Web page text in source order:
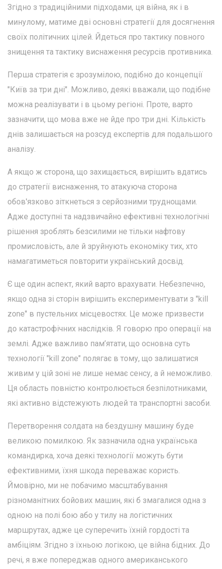
Згідно з традиційними підходами, ця війна, як і в
минулому, матиме дві основні стратегії для досягнення
своїх політичних цілей. Йдеться про тактику повного
знищення та тактику виснаження ресурсів противника.
Перша стратегія є зрозумілою, подібно до концепції
"Київ за три дні". Можливо, деякі вважали, що подібне
можна реалізувати і в цьому регіоні. Проте, варто
зазначити, що мова вже не йде про три дні. Кількість
днів залишається на розсуд експертів для подальшого
аналізу.
А якщо ж сторона, що захищається, вирішить вдатись
до стратегії виснаження, то атакуюча сторона
обов'язково зіткнеться з серйозними труднощами.
Адже доступні та надзвичайно ефективні технологічні
рішення зроблять безсилими не тільки нафтову
промисловість, але й зруйнують економіку тих, хто
намагатиметься повторити український досвід.
Є ще один аспект, який варто врахувати. Небезпечно,
якщо одна зі сторін вирішить експериментувати з "kill
zone" в пустельних місцевостях. Це може призвести
до катастрофічних наслідків. Я говорю про операції на
землі. Адже важливо пам’ятати, що основна суть
технології "kill zone" полягає в тому, що залишатися
живим у цій зоні не лише немає сенсу, а й неможливо.
Ця область повністю контролюється безпілотниками,
які активно відстежують людей та транспортні засоби.
Перетворення солдата на бездушну машину буде
великою помилкою. Як зазначила одна українська
командирка, хоча деякі технології можуть бути
ефективними, їхня шкода переважає користь.
Ймовірно, ми не побачимо масштабування
різноманітних бойових машин, які б змагалися одна з
одною на полі бою або у тилу на логістичних
маршрутах, адже це суперечить їхній гордості та
амбіціям. Згідно з їхньою логікою, це війна бідних. До
речі, я вже попереджав одного американського